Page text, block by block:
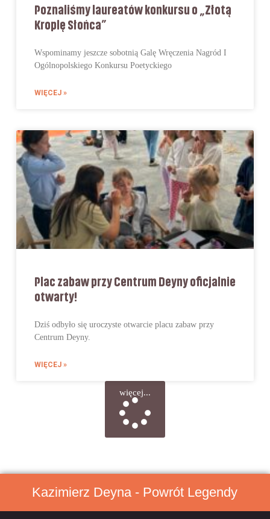
Poznaliśmy laureatów konkursu o „Złotą
Kroplę Słońca”
Wspominamy jeszcze sobotnią Galę Wręczenia Nagród I
Ogólnopolskiego Konkursu Poetyckiego
WIĘCEJ »
Plac zabaw przy Centrum Deyny oficjalnie
otwarty!
Dziś odbyło się uroczyste otwarcie placu zabaw przy
Centrum Deyny.
WIĘCEJ »
więcej...
Kazimierz Deyna - Powrót Legendy